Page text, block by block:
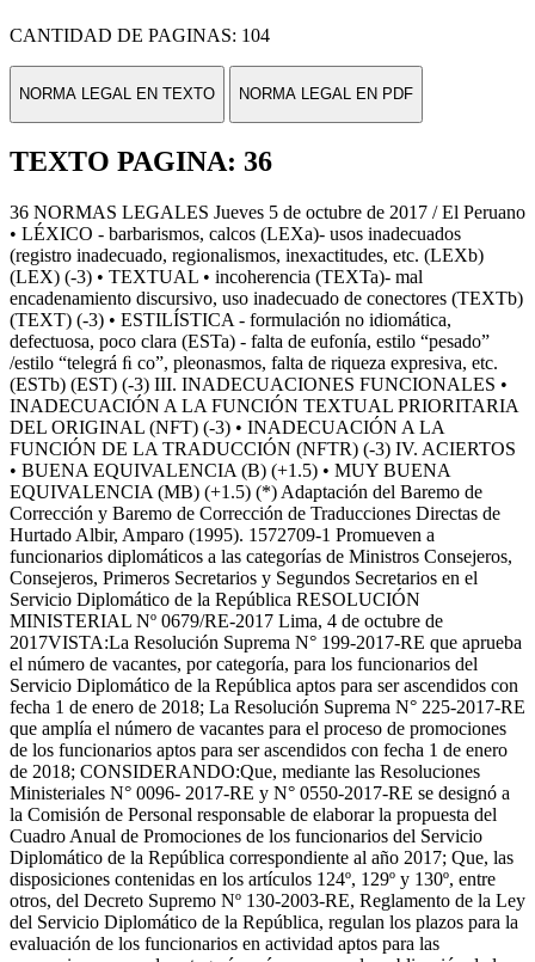
CANTIDAD DE PAGINAS: 104
NORMA LEGAL EN TEXTO NORMA LEGAL EN PDF
TEXTO PAGINA: 36
36 NORMAS LEGALES Jueves 5 de octubre de 2017 / El Peruano
• LÉXICO - barbarismos, calcos (LEXa)- usos inadecuados
(registro inadecuado, regionalismos, inexactitudes, etc. (LEXb)
(LEX) (-3) • TEXTUAL • incoherencia (TEXTa)- mal
encadenamiento discursivo, uso inadecuado de conectores (TEXTb)
(TEXT) (-3) • ESTILÍSTICA - formulación no idiomática,
defectuosa, poco clara (ESTa) - falta de eufonía, estilo “pesado”
/estilo “telegrá ﬁ co”, pleonasmos, falta de riqueza expresiva, etc.
(ESTb) (EST) (-3) III. INADECUACIONES FUNCIONALES •
INADECUACIÓN A LA FUNCIÓN TEXTUAL PRIORITARIA
DEL ORIGINAL (NFT) (-3) • INADECUACIÓN A LA
FUNCIÓN DE LA TRADUCCIÓN (NFTR) (-3) IV. ACIERTOS
• BUENA EQUIVALENCIA (B) (+1.5) • MUY BUENA
EQUIVALENCIA (MB) (+1.5) (*) Adaptación del Baremo de
Corrección y Baremo de Corrección de Traducciones Directas de
Hurtado Albir, Amparo (1995). 1572709-1 Promueven a
funcionarios diplomáticos a las categorías de Ministros Consejeros,
Consejeros, Primeros Secretarios y Segundos Secretarios en el
Servicio Diplomático de la República RESOLUCIÓN
MINISTERIAL Nº 0679/RE-2017 Lima, 4 de octubre de
2017VISTA:La Resolución Suprema N° 199-2017-RE que aprueba
el número de vacantes, por categoría, para los funcionarios del
Servicio Diplomático de la República aptos para ser ascendidos con
fecha 1 de enero de 2018; La Resolución Suprema N° 225-2017-RE
que amplía el número de vacantes para el proceso de promociones
de los funcionarios aptos para ser ascendidos con fecha 1 de enero
de 2018; CONSIDERANDO:Que, mediante las Resoluciones
Ministeriales N° 0096- 2017-RE y N° 0550-2017-RE se designó a
la Comisión de Personal responsable de elaborar la propuesta del
Cuadro Anual de Promociones de los funcionarios del Servicio
Diplomático de la República correspondiente al año 2017; Que, las
disposiciones contenidas en los artículos 124º, 129º y 130º, entre
otros, del Decreto Supremo Nº 130-2003-RE, Reglamento de la Ley
del Servicio Diplomático de la República, regulan los plazos para la
evaluación de los funcionarios en actividad aptos para las